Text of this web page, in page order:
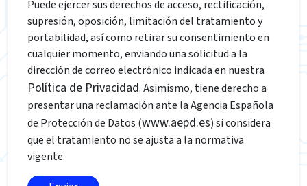
Puede ejercer sus derechos de acceso, rectificación,
supresión, oposición, limitación del tratamiento y
portabilidad, así como retirar su consentimiento en
cualquier momento, enviando una solicitud a la
dirección de correo electrónico indicada en nuestra
Política de Privacidad. Asimismo, tiene derecho a
presentar una reclamación ante la Agencia Española
de Protección de Datos (www.aepd.es) si considera
que el tratamiento no se ajusta a la normativa
vigente.